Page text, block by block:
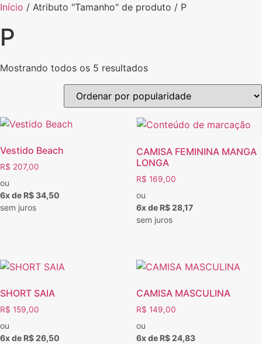
Início / Atributo "Tamanho" de produto / P
P
Mostrando todos os 5 resultados
Vestido Beach
R$ 207,00
ou
6x de R$ 34,50
sem juros
CAMISA FEMININA MANGA
LONGA
R$ 169,00
ou
6x de R$ 28,17
sem juros
SHORT SAIA
R$ 159,00
ou
6x de R$ 26,50
CAMISA MASCULINA
R$ 149,00
ou
6x de R$ 24,83